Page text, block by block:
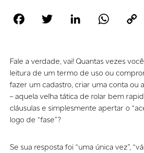
Facebook Twitter LinkedIn
Fale a verdade, vai! Quantas vezes
leitura de um termo de uso ou
fazer um cadastro, criar uma conta ou
– aquela velha tática de rolar bem
cláusulas e simplesmente apertar o
logo de “fase”?
Se sua resposta foi “uma única vez”,